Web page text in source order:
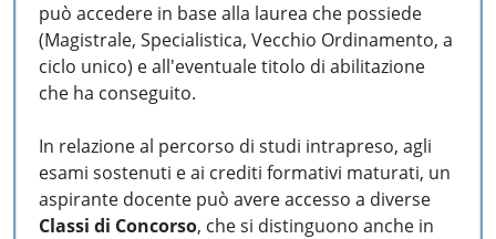
può accedere in base alla laurea che possiede
(Magistrale, Specialistica, Vecchio Ordinamento, a
ciclo unico) e all'eventuale titolo di abilitazione
che ha conseguito.
In relazione al percorso di studi intrapreso, agli
esami sostenuti e ai crediti formativi maturati, un
aspirante docente può avere accesso a diverse
Classi di Concorso, che si distinguono anche in